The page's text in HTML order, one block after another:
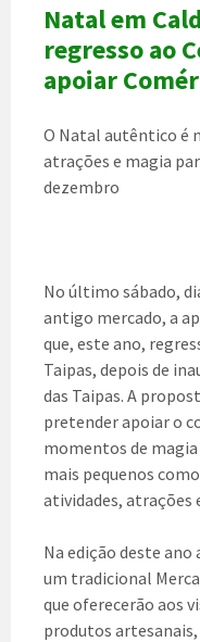
Natal em
regresso ao
apoiar
O Natal autêntico é
atrações e magia
dezembro
No último sábado,
antigo mercado, a
que, este ano,
Taipas, depois de
das Taipas. A
pretender apoiar o
momentos de
mais pequenos
atividades, atrações
Na edição deste
um tradicional
que oferecerão aos
produtos